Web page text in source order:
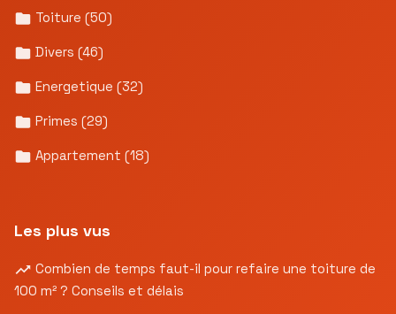
Toiture (50)
Divers (46)
Energetique (32)
Primes (29)
Appartement (18)
Les plus vus
Combien de temps faut-il pour refaire une toiture de
100 m² ? Conseils et délais